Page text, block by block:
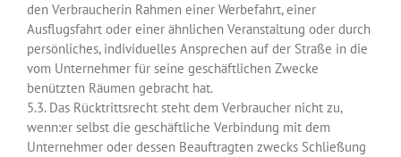
den Verbraucherin Rahmen einer Werbefahrt, einer
Ausflugsfahrt oder einer ähnlichen Veranstaltung oder durch
persönliches, individuelles Ansprechen auf der Straße in die
vom Unternehmer für seine geschäftlichen Zwecke
benützten Räumen gebracht hat.
5.3. Das Rücktrittsrecht steht dem Verbraucher nicht zu,
wenn:er selbst die geschäftliche Verbindung mit dem
Unternehmer oder dessen Beauftragten zwecks Schließung